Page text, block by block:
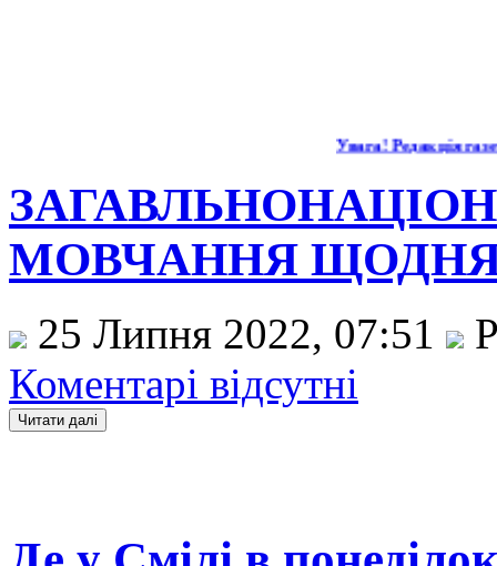
Увага! Редакція
МОВЧАННЯ ЩОДНЯ
25 Липня 2022, 07:51
Коментарі відсутні